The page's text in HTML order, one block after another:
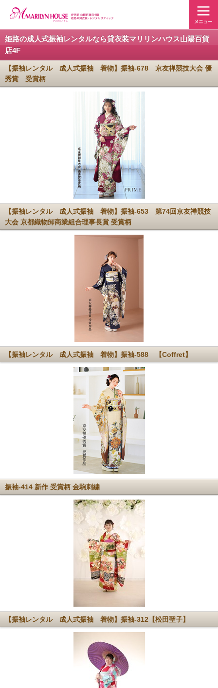
姫路の成人式振袖レンタルなら貸衣装マリリンハウス山陽百貨
店4F
【振袖レンタル 成人式振袖 着物】振袖-678 京友禅競技大会 優
秀賞 受賞柄
【振袖レンタル 成人式振袖 着物】振袖-653 第74回京友禅競技
大会 京都織物卸商業組合理事長賞 受賞柄
【振袖レンタル 成人式振袖 着物】振袖-588 【Coffret】
振袖-414 新作 受賞柄 金駒刺繍
【振袖レンタル 成人式振袖 着物】振袖-312【松田聖子】